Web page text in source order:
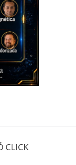
CLICK